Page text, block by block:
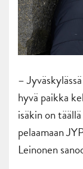
–
hyvä paikka
isäkin on
pelaamaan
Leinonen